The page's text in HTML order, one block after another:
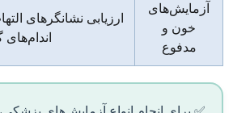
آزمایش‌های
خون و
مدفوع
ارزیابی نشانگرهای